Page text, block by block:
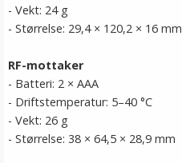
- Vekt: 24 g
- Størrelse: 29,4 × 120,2 × 16 mm
RF-mottaker
- Batteri: 2 × AAA
- Driftstemperatur: 5–40 °C
- Vekt: 26 g
- Størrelse: 38 × 64,5 × 28,9 mm